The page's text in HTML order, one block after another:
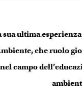
sua ultima
che ruolo
campo